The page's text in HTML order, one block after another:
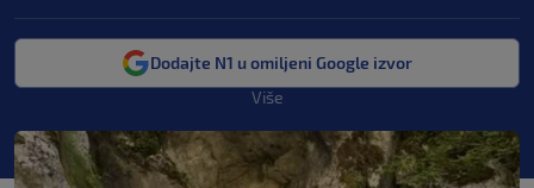
Dodajte N1 u omiljeni Google izvor
Više